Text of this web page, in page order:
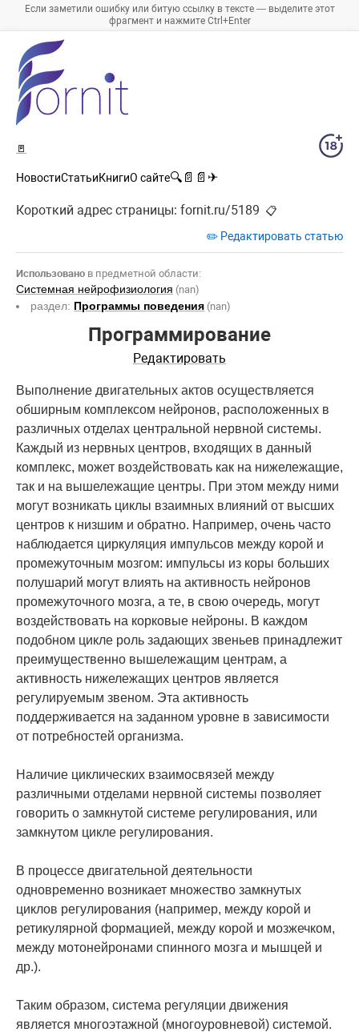
Если заметили ошибку или битую ссылку в тексте — выделите этот
фрагмент и нажмите Ctrl+Enter
🚪
НовостиСтатьиКнигиО сайте🔍 📄 📄 ✈
Короткий адрес страницы: fornit.ru/5189 📋
✏️ Редактировать статью
Использовано в предметной области:
Системная нейрофизиология (nan)
раздел: Программы поведения (nan)
Программирование
Редактировать
Выполнение двигательных актов осуществляется
обширным комплексом нейронов, расположенных в
различных отделах центральной нервной системы.
Каждый из нервных центров, входящих в данный
комплекс, может воздействовать как на нижележащие,
так и на вышележащие центры. При этом между ними
могут возникать циклы взаимных влияний от высших
центров к низшим и обратно. Например, очень часто
наблюдается циркуляция импульсов между корой и
промежуточным мозгом: импульсы из коры больших
полушарий могут влиять на активность нейронов
промежуточного мозга, а те, в свою очередь, могут
воздействовать на корковые нейроны. В каждом
подобном цикле роль задающих звеньев принадлежит
преимущественно вышележащим центрам, а
активность нижележащих центров является
регулируемым звеном. Эта активность
поддерживается на заданном уровне в зависимости
от потребностей организма.
Наличие циклических взаимосвязей между
различными отделами нервной системы позволяет
говорить о замкнутой системе регулирования, или
замкнутом цикле регулирования.
В процессе двигательной деятельности
одновременно возникает множество замкнутых
циклов регулирования (например, между корой и
ретикулярной формацией, между корой и мозжечком,
между мотонейронами спинного мозга и мышцей и
др.).
Таким образом, система регуляции движения
является многоэтажной (многоуровневой) системой.